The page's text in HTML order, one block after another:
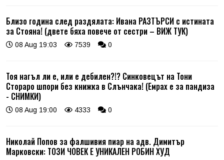
Близо година след раздялата: Ивана РАЗТЪРСИ с истината
за Стояна! (двете бяха повече от сестри – ВИЖ ТУК)
08 Aug 19:03 7539 0
Тоя нагъл ли е, или е дебилен?!? Синковецът на Тони
Стораро шпори без книжка в Слънчака! (Емрах е за пандиза
- СНИМКИ)
08 Aug 19:00 4333 0
Николай Попов за фалшивия пиар на адв. Димитър
Марковски: ТОЗИ ЧОВЕК Е УНИКАЛЕН РОБИН ХУД